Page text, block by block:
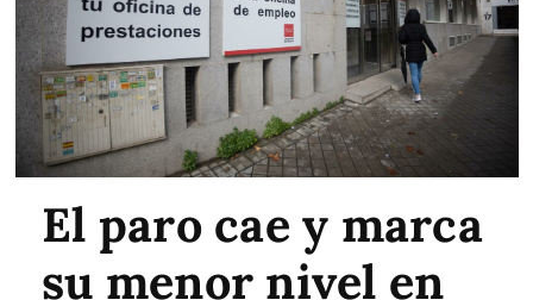
El paro cae y marca
su menor nivel en